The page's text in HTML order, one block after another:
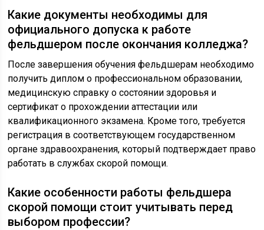
Какие документы необходимы для
официального допуска к работе
фельдшером после окончания колледжа?
После завершения обучения фельдшерам необходимо
получить диплом о профессиональном образовании,
медицинскую справку о состоянии здоровья и
сертификат о прохождении аттестации или
квалификационного экзамена. Кроме того, требуется
регистрация в соответствующем государственном
органе здравоохранения, который подтверждает право
работать в службах скорой помощи.
Какие особенности работы фельдшера
скорой помощи стоит учитывать перед
выбором профессии?